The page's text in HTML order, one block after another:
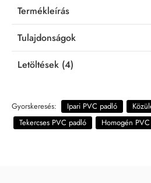
Termékleírás
Tulajdonságok
Letöltések (4)
Gyorskeresés: Ipari PVC padló
Tekercses PVC padló
Homogén